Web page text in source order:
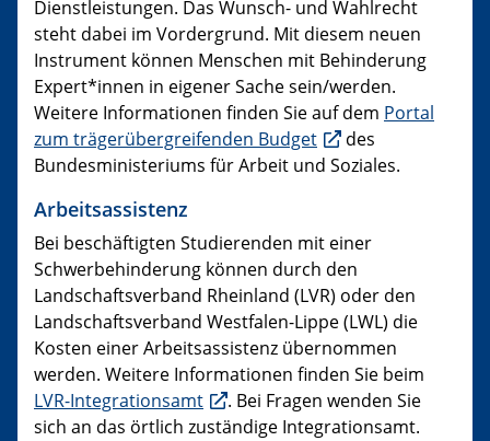
Dienstleistungen. Das Wunsch- und Wahlrecht
steht dabei im Vordergrund. Mit diesem neuen
Instrument können Menschen mit Behinderung
Expert*innen in eigener Sache sein/werden.
Weitere Informationen finden Sie auf dem Portal
zum trägerübergreifenden Budget
des
Bundesministeriums für Arbeit und Soziales.
Arbeitsassistenz
Bei beschäftigten Studierenden mit einer
Schwerbehinderung können durch den
Landschaftsverband Rheinland (LVR) oder den
Landschaftsverband Westfalen-Lippe (LWL) die
Kosten einer Arbeitsassistenz übernommen
werden. Weitere Informationen finden Sie beim
LVR-Integrationsamt
. Bei Fragen wenden Sie
sich an das örtlich zuständige Integrationsamt.